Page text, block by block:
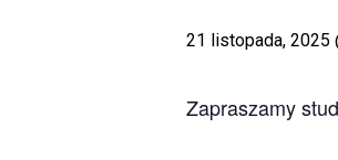
21 listopada, 2025
Zapraszamy